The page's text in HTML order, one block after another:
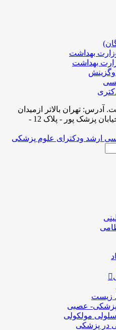
بهداشت
بهداشت
وگزینش
آدرس:‌ تهران بالاتر ازمیدان
ولیعصر -بعد از تقاطع زرتشت - خیابان پزشک پور - پلاک 12 -
زیست
پزشکی- عصبی
مولکولی
در پزشکی